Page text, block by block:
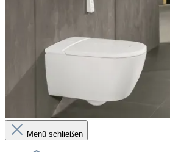
Menü schließen